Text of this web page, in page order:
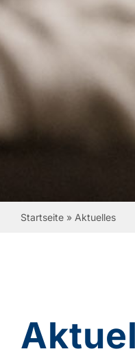
Startseite» Aktuelles